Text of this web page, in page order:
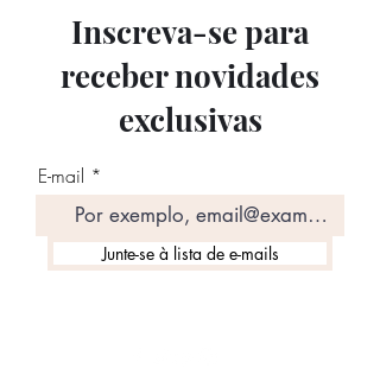
Inscreva-se para
receber novidades
exclusivas
E-mail
Junte-se à lista de e-mails